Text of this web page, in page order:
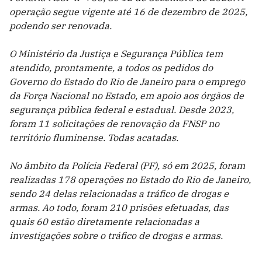
operação segue vigente até 16 de dezembro de 2025,
podendo ser renovada.
O Ministério da Justiça e Segurança Pública tem
atendido, prontamente, a todos os pedidos do
Governo do Estado do Rio de Janeiro para o emprego
da Força Nacional no Estado, em apoio aos órgãos de
segurança pública federal e estadual. Desde 2023,
foram 11 solicitações de renovação da FNSP no
território fluminense. Todas acatadas.
No âmbito da Polícia Federal (PF), só em 2025, foram
realizadas 178 operações no Estado do Rio de Janeiro,
sendo 24 delas relacionadas a tráfico de drogas e
armas. Ao todo, foram 210 prisões efetuadas, das
quais 60 estão diretamente relacionadas a
investigações sobre o tráfico de drogas e armas.